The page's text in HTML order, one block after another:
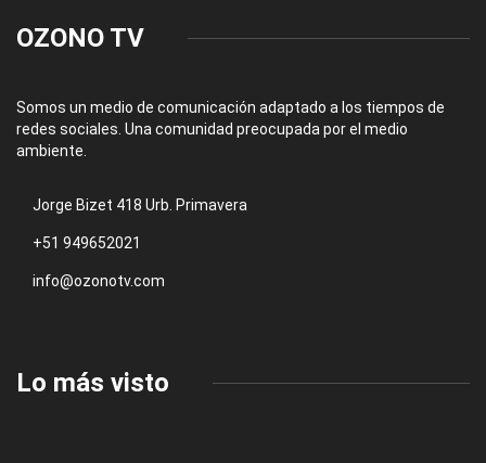
OZONO TV
Somos un medio de comunicación adaptado a los tiempos de
redes sociales. Una comunidad preocupada por el medio
ambiente.
Jorge Bizet 418 Urb. Primavera
+51 949652021
info@ozonotv.com
Lo más visto